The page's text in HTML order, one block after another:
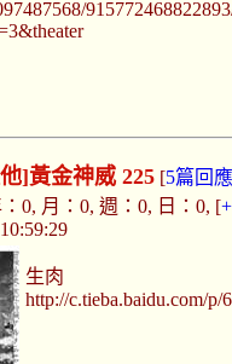
]黃金神威 225[5篇回應
0, 月：0, 週：0, 日：0, [
生肉
http://c.tieba.baidu.com/p/